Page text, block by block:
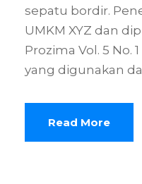
sepatu bordir.
UMKM XYZ dan
Prozima Vol. 5 No.
yang digunakan
Read More